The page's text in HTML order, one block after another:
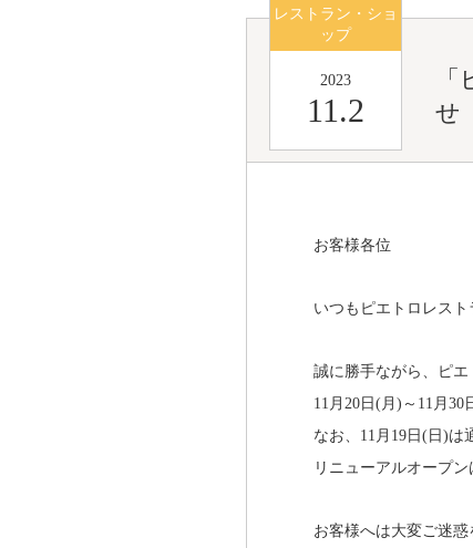
レストラン・ショ
ップ
2023
11.2
せ
お客様各位
いつもピエトロレス
誠に勝手ながら、ピエ
11月20日(月)～11月30
なお、11月19日(日)は
リニューアルオープン
お客様へは大変ご迷